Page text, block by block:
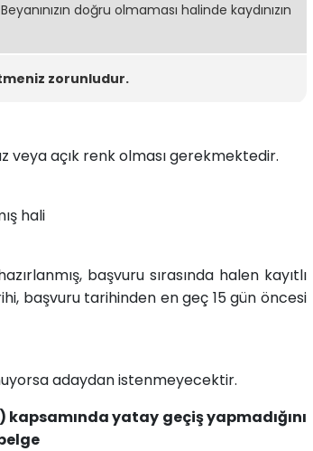
doğru olmaması halinde kaydınızın
zorunludur.
veya açık renk olması gerekmektedir.
hali
başvuru sırasında halen kayıtlı
başvuru tarihinden en geç 15 gün öncesi
adaydan istenmeyecektir.
kapsamında yatay geçiş yapmadığını